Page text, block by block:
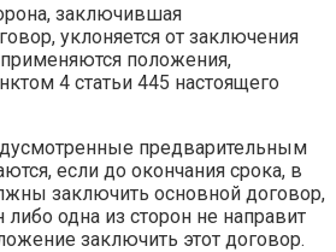
заключившая
уклоняется от заключения
положения,
4 статьи 445 настоящего
предварительным
если до окончания срока, в
заключить основной договор,
одна из сторон не направит
заключить этот договор.